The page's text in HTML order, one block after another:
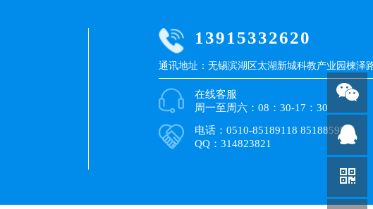
13915332620
通讯地址：无锡滨湖区太湖新城科教产业园楝泽
在线客服
周一至周六：08：30-17：30
电话：0510-85189118 85188598
QQ：314823821